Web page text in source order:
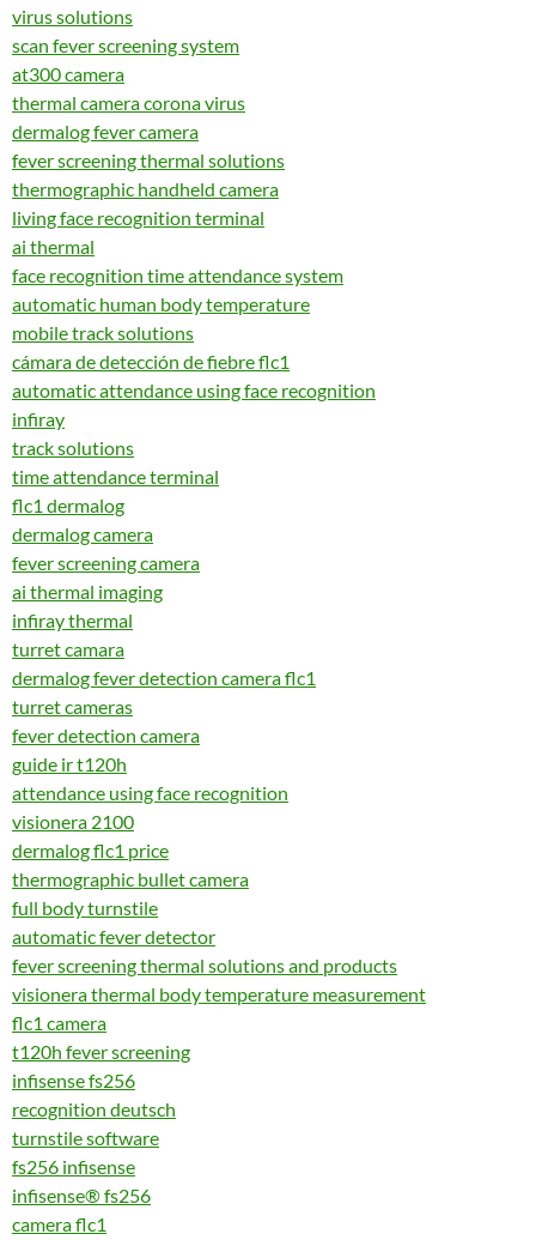
virus solutions
scan fever screening system
at300 camera
thermal camera corona virus
dermalog fever camera
fever screening thermal solutions
thermographic handheld camera
living face recognition terminal
ai thermal
face recognition time attendance system
automatic human body temperature
mobile track solutions
cámara de detección de fiebre flc1
automatic attendance using face recognition
infiray
track solutions
time attendance terminal
flc1 dermalog
dermalog camera
fever screening camera
ai thermal imaging
infiray thermal
turret camara
dermalog fever detection camera flc1
turret cameras
fever detection camera
guide ir t120h
attendance using face recognition
visionera 2100
dermalog flc1 price
thermographic bullet camera
full body turnstile
automatic fever detector
fever screening thermal solutions and products
visionera thermal body temperature measurement
flc1 camera
t120h fever screening
infisense fs256
recognition deutsch
turnstile software
fs256 infisense
infisense® fs256
camera flc1